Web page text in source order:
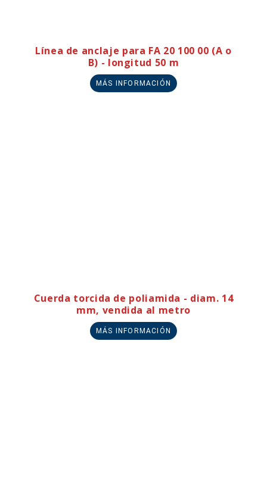
Línea de anclaje para FA 20 100 00 (A o
B) - longitud 50 m
MÁS INFORMACIÓN
Cuerda torcida de poliamida - diam. 14
mm, vendida al metro
MÁS INFORMACIÓN